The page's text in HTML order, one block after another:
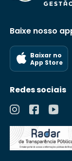
Baixe nosso
Baixar no
App Store
Redes sociais